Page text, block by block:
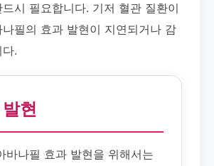
시 필요합니다. 기저 혈관 질환이
필의 효과 발현이 지연되거나 감
.
현
바나필 효과 발현을 위해서는